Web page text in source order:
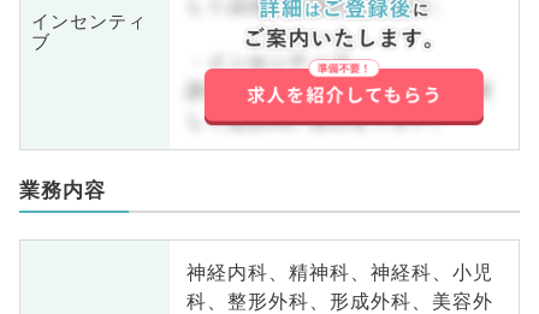
インセンティ
ブ
・インセンティブ
詳しくはお問い合わせ下さい。詳
しくはお問い合わせ下さい。
業務内容
神経内科、精神科、神経科、小児
科、整形外科、形成外科、美容外